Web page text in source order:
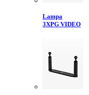
Lampa
3XPG VIDEO